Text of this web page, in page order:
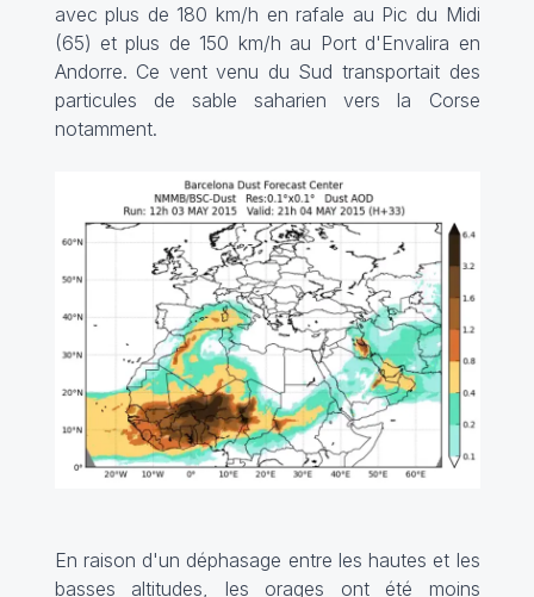
avec plus de 180 km/h en rafale au Pic du Midi
(65) et plus de 150 km/h au Port d'Envalira en
Andorre. Ce vent venu du Sud transportait des
particules de sable saharien vers la Corse
notamment.
En raison d'un déphasage entre les hautes et les
basses altitudes, les orages ont été moins